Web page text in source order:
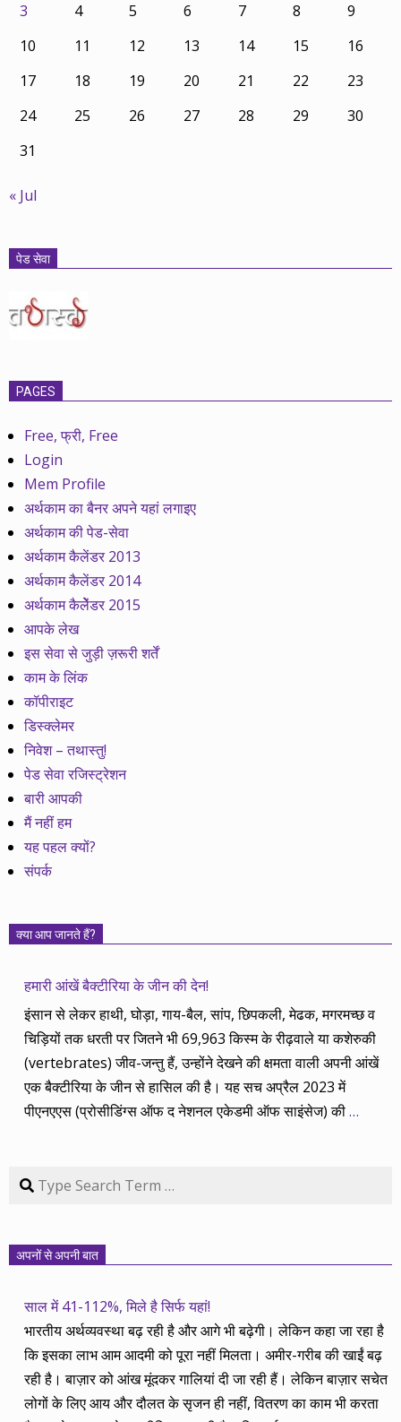
3
4 5 6 7 8
9
10
11 12 13 14 15
16
17
18 19 20 21 22
23
24
25 26 27 28 29
30
31
« Jul
पेड सेवा
PAGES
Free, फ्री, Free
Login
Mem Profile
अर्थकाम का बैनर अपने यहां लगाइए
अर्थकाम की पेड-सेवा
अर्थकाम कैलेंडर 2013
अर्थकाम कैलेंडर 2014
अर्थकाम कैलेेंडर 2015
आपके लेख
इस सेवा से जुड़ी ज़रूरी शर्तें
काम के लिंक
कॉपीराइट
डिस्क्लेमर
निवेश – तथास्तु!
पेड सेवा रजिस्ट्रेशन
बारी आपकी
मैं नहीं हम
यह पहल क्यों?
संपर्क
क्या आप जानते हैं?
हमारी आंखें बैक्टीरिया के जीन की देन!
इंसान से लेकर हाथी, घोड़ा, गाय-बैल, सांप, छिपकली, मेढक, मगरमच्छ व
चिड़ियों तक धरती पर जितने भी 69,963 किस्म के रीढ़वाले या कशेरुकी
(vertebrates) जीव-जन्तु हैं, उन्होंने देखने की क्षमता वाली अपनी आंखें
एक बैक्टीरिया के जीन से हासिल की है। यह सच अप्रैल 2023 में
पीएनएएस (प्रोसीडिंग्स ऑफ द नेशनल एकेडमी ऑफ साइंसेज) की…
Search
अपनों से अपनी बात
साल में 41-112%, मिले है सिर्फ यहां!
भारतीय अर्थव्यवस्था बढ़ रही है और आगे भी बढ़ेगी। लेकिन कहा जा रहा है
कि इसका लाभ आम आदमी को पूरा नहीं मिलता। अमीर-गरीब की खाईं बढ़
रही है। बाज़ार को आंख मूंदकर गालियां दी जा रही हैं। लेकिन बाज़ार सचेत
लोगों के लिए आय और दौलत के सृजन ही नहीं, वितरण का काम भी करता